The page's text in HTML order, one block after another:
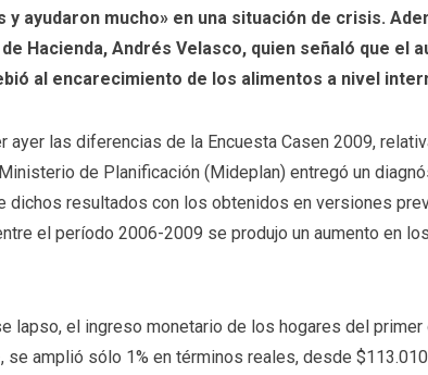
ayudaron mucho» en una situación de crisis.
Hacienda, Andrés Velasco, quien señaló que el
al encarecimiento de los alimentos a nivel
ayer las diferencias de la Encuesta Casen 2009,
de Planificación (Mideplan) entregó un
dichos resultados con los obtenidos en versiones
el período 2006-2009 se produjo un aumento en
lapso, el ingreso monetario de los hogares del
se amplió sólo 1% en términos reales, desde